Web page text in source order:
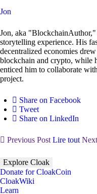
Jon
Jon, aka "BlockchainAuthor,"
storytelling experience. His
decentralized economies
blockchain and crypto, while
enticed him to collaborate
project.
Share on Facebook
Tweet
Share on LinkedIn
Previous PostLire tout
Explore Cloak
Donate for CloakCoin
CloakWiki
Learn